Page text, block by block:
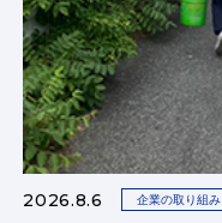
2026.8.6 企業の取り組み